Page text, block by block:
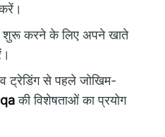
शुरू करने के लिए अपने खाते
ट्रेडिंग से पहले जोखिम-
की विशेषताओं का प्रयोग